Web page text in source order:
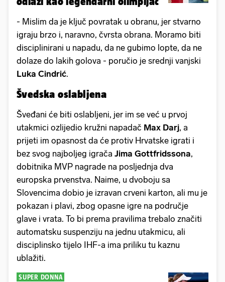
- Mislim da je ključ povratak u obranu, jer stvarno
igraju brzo i, naravno, čvrsta obrana. Moramo biti
disciplinirani u napadu, da ne gubimo lopte, da ne
dolaze do lakih golova - poručio je srednji vanjski
Luka Cindrić.
Švedska oslabljena
Šveđani će biti oslabljeni, jer im se već u prvoj
utakmici ozlijedio kružni napadač Max Darj, a
prijeti im opasnost da će protiv Hrvatske igrati i
bez svog najboljeg igrača Jima Gottfridssona,
dobitnika MVP nagrade na posljednja dva
europska prvenstva. Naime, u dvoboju sa
Slovencima dobio je izravan crveni karton, ali mu je
pokazan i plavi, zbog opasne igre na područje
glave i vrata. To bi prema pravilima trebalo značiti
automatsku suspenziju na jednu utakmicu, ali
disciplinsko tijelo IHF-a ima priliku tu kaznu
ublažiti.
SUPER DONNA